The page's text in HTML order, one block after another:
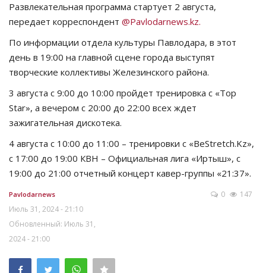
Курултай
Қазақша Русский
Развлекательная программа стартует 2 августа,
передает корреспондент @Pavlodarnews.kz.
По информации отдела культуры Павлодара, в этот
день в 19:00 на главной сцене города выступят
творческие коллективы Железинского района.
3 августа с 9:00 до 10:00 пройдет тренировка с «Top
Star», а вечером с 20:00 до 22:00 всех ждет
зажигательная дискотека.
4 августа с 10:00 до 11:00 – тренировки с «BeStretch.Kz»,
с 17:00 до 19:00 КВН – Официальная лига «Иртыш», с
19:00 до 21:00 отчетный концерт кавер-группы «21:37».
Pavlodarnews
Июль 31, 2024 - 21:10
Обновленный: Июль 31,
2024 - 21:00
0 147